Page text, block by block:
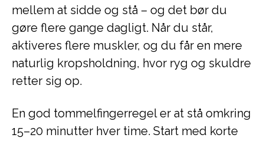
mellem at sidde og stå – og det bør du
gøre flere gange dagligt. Når du står,
aktiveres flere muskler, og du får en mere
naturlig kropsholdning, hvor ryg og skuldre
retter sig op.
En god tommelfingerregel er at stå omkring
15–20 minutter hver time. Start med korte